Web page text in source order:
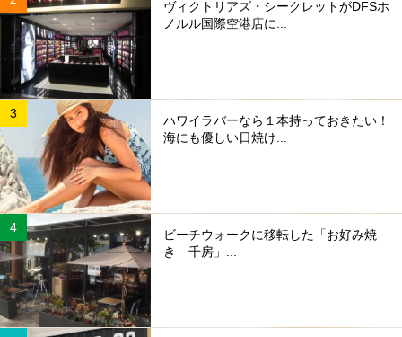
ヴィクトリアズ・シークレットがDFSホ
ノルル国際空港店に...
ハワイラバーなら１本持っておきたい！
海にも優しい日焼け...
ビーチウォークに移転した「お好み焼
き 千房」...